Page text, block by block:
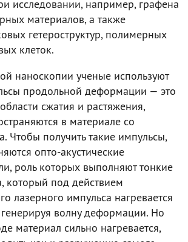
исследовании, например, графена
материалов, а также
гетероструктур, полимерных
клеток.
наноскопии ученые используют
продольной деформации — это
сжатия и растяжения,
в материале со
Чтобы получить такие импульсы,
опто-акустические
роль которых выполняют тонкие
который под действием
лазерного импульса нагревается
волну деформации. Но
материал сильно нагревается,